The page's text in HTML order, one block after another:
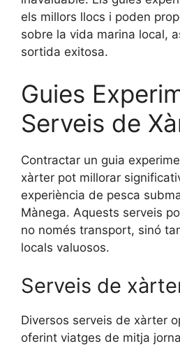
els millors llocs i poden
sobre la vida marina local,
sortida exitosa.
Guies
Serveis de
Contractar un guia
xàrter pot millorar
experiència de pesca
Mànega. Aquests serveis
no només transport, sinó
locals valuosos.
Serveis de
Diversos serveis de xàrter
oferint viatges de mitja